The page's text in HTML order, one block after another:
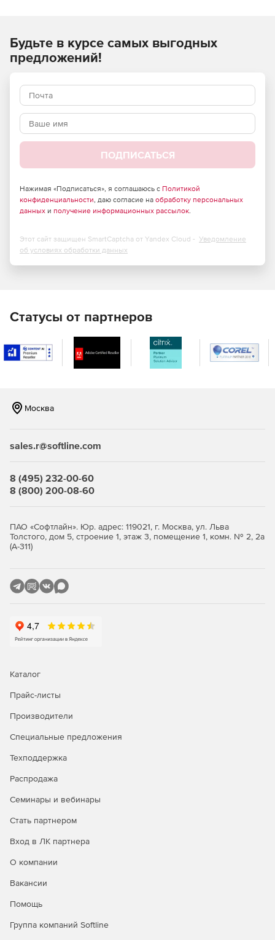
Будьте в курсе самых выгодных
предложений!
ПОДПИСАТЬСЯ
Нажимая «Подписаться», я соглашаюсь с Политикой
конфиденциальности, даю согласие на обработку персональных
данных и получение информационных рассылок.
Этот сайт защищен SmartCaptcha от Yandex Cloud - Уведомление
об условиях обработки данных
Статусы от партнеров
Москва
sales.r@softline.com
8 (495) 232-00-60
8 (800) 200-08-60
ПАО «Софтлайн». Юр. адрес: 119021, г. Москва, ул. Льва
Толстого, дом 5, строение 1, этаж 3, помещение 1, комн. № 2, 2а
(А-311)
Каталог
Прайс-листы
Производители
Специальные предложения
Техподдержка
Распродажа
Семинары и вебинары
Стать партнером
Вход в ЛК партнера
О компании
Вакансии
Помощь
Группа компаний Softline